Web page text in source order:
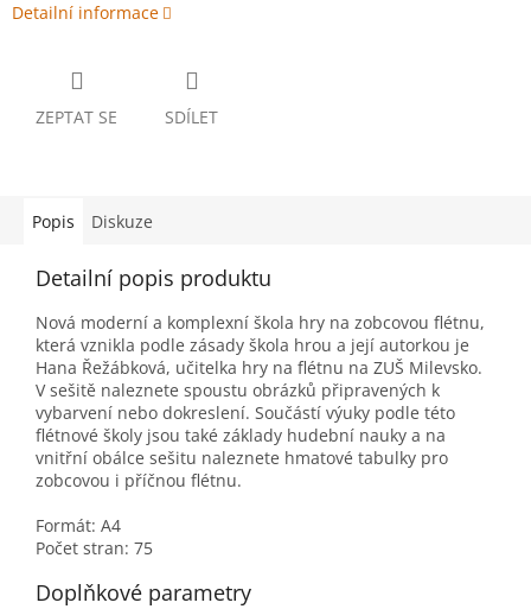
Detailní informace
ZEPTAT SE SDÍLET
Popis Diskuze
Detailní popis produktu
Nová moderní a komplexní škola hry na zobcovou flétnu,
která vznikla podle zásady škola hrou a její autorkou je
Hana Řežábková, učitelka hry na flétnu na ZUŠ Milevsko.
V sešitě naleznete spoustu obrázků připravených k
vybarvení nebo dokreslení. Součástí výuky podle této
flétnové školy jsou také základy hudební nauky a na
vnitřní obálce sešitu naleznete hmatové tabulky pro
zobcovou i příčnou flétnu.
Formát: A4
Počet stran: 75
Doplňkové parametry